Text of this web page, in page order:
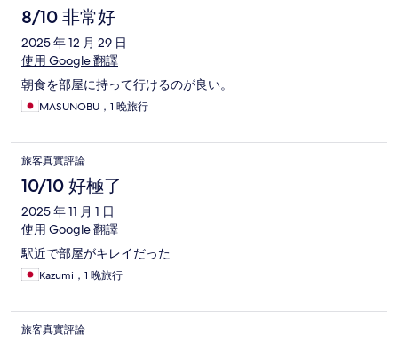
8/10 非常好
2025 年 12 月 29 日
使用 Google 翻譯
朝食を部屋に持って行けるのが良い。
MASUNOBU，1 晚旅行
旅客真實評論
10/10 好極了
2025 年 11 月 1 日
使用 Google 翻譯
駅近で部屋がキレイだった
Kazumi，1 晚旅行
旅客真實評論